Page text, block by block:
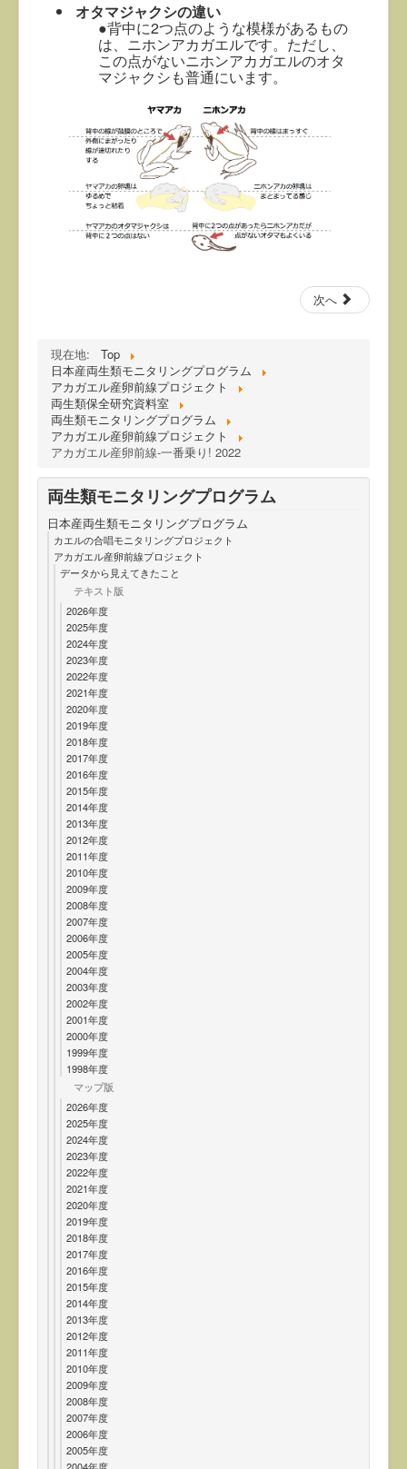
オタマジャクシの違い
●背中に2つ点のような模様があるもの
は、ニホンアカガエルです。ただし、
この点がないニホンアカガエルのオタ
マジャクシも普通にいます。
次へ
現在地:
Top
日本産両生類モニタリングプログラム
アカガエル産卵前線プロジェクト
両生類保全研究資料室
両生類モニタリングプログラム
アカガエル産卵前線プロジェクト
アカガエル産卵前線-一番乗り! 2022
両生類モニタリングプログラム
日本産両生類モニタリングプログラム
カエルの合唱モニタリングプロジェクト
アカガエル産卵前線プロジェクト
データから見えてきたこと
テキスト版
2026年度
2025年度
2024年度
2023年度
2022年度
2021年度
2020年度
2019年度
2018年度
2017年度
2016年度
2015年度
2014年度
2013年度
2012年度
2011年度
2010年度
2009年度
2008年度
2007年度
2006年度
2005年度
2004年度
2003年度
2002年度
2001年度
2000年度
1999年度
1998年度
マップ版
2026年度
2025年度
2024年度
2023年度
2022年度
2021年度
2020年度
2019年度
2018年度
2017年度
2016年度
2015年度
2014年度
2013年度
2012年度
2011年度
2010年度
2009年度
2008年度
2007年度
2006年度
2005年度
2004年度